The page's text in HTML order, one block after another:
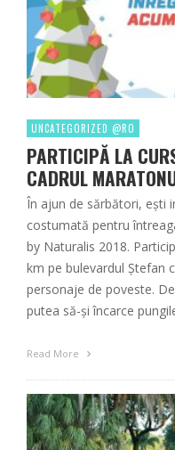
UNCATEGORIZED @RO
PARTICIPĂ LA
CADRUL
În ajun de sărbători, ești
costumată pentru
by Naturalis 2018.
km pe bulevardul Ștefan
personaje de poveste.
putea să-și încarce
Read More